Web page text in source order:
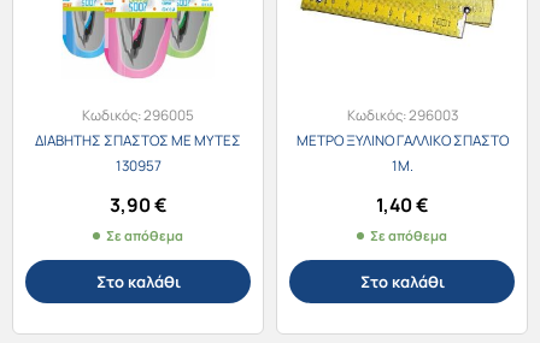
Κωδικός:296005
ΔΙΑΒΗΤΗΣ ΣΠΑΣΤΟΣ ΜΕ ΜΥΤΕΣ
130957
3,90€
Σε απόθεμα
Στο καλάθι
Κωδικός:296003
ΜΕΤΡΟ ΞΥΛΙΝΟ ΓΑΛΛΙΚΟ ΣΠΑΣΤΟ
1Μ.
1,40€
Σε απόθεμα
Στο καλάθι